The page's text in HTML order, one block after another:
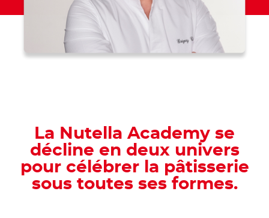
La Nutella Academy se
décline en deux univers
pour célébrer la pâtisserie
sous toutes ses formes.